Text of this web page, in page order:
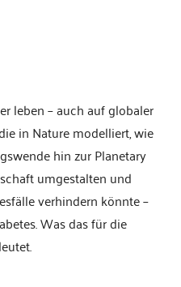
leben – auch auf globaler
in Nature modelliert, wie
hin zur Planetary
umgestalten und
verhindern könnte –
Was das für die